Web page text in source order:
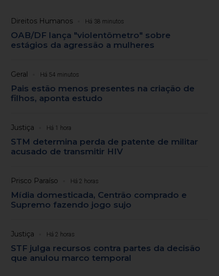
Direitos Humanos Há 38 minutos
OAB/DF lança "violentômetro" sobre
estágios da agressão a mulheres
Geral Há 54 minutos
Pais estão menos presentes na criação de
filhos, aponta estudo
Justiça Há 1 hora
STM determina perda de patente de militar
acusado de transmitir HIV
Prisco Paraíso Há 2 horas
Mídia domesticada, Centrão comprado e
Supremo fazendo jogo sujo
Justiça Há 2 horas
STF julga recursos contra partes da decisão
que anulou marco temporal